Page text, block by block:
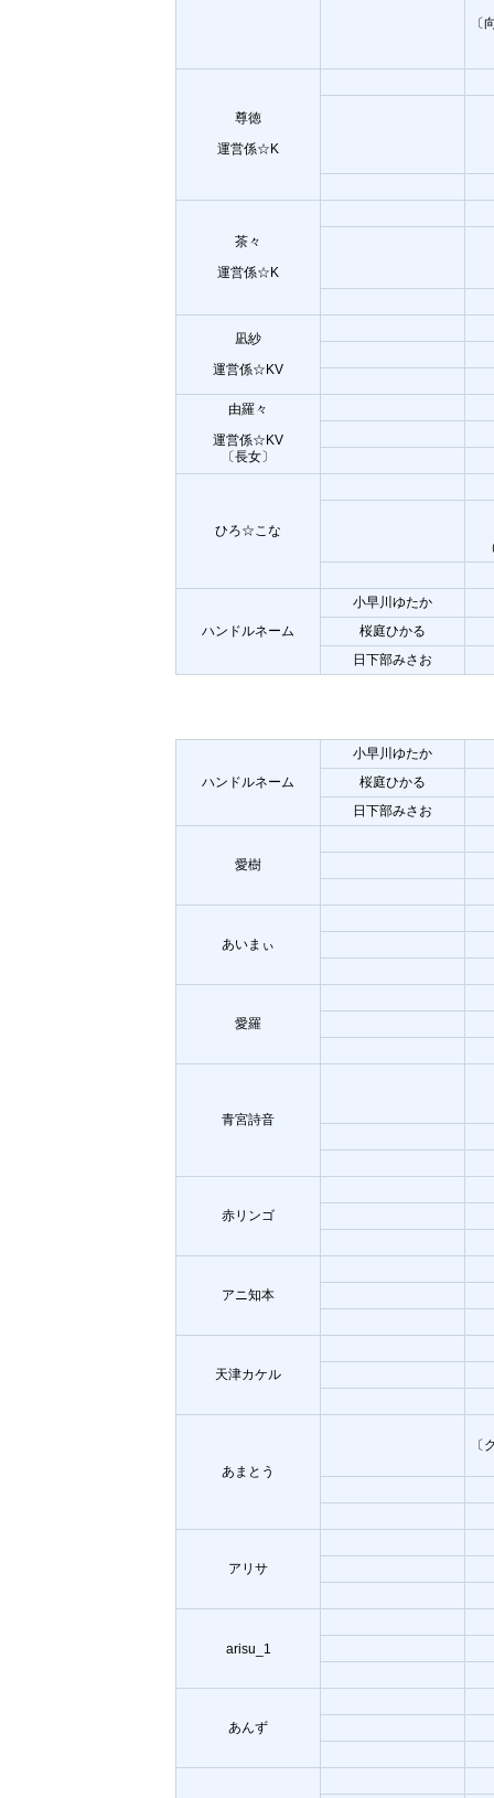
〔
尊徳
運営係☆K
茶々
運営係☆K
凪紗
運営係☆KV
由羅々
運営係☆KV
〔長女〕
ひろ☆こな
ハンドルネーム
小早川ゆたか
桜庭ひかる
日下部みさお
ハンドルネーム
小早川ゆたか
桜庭ひかる
日下部みさお
愛樹
あいまぃ
愛羅
青宮詩音
赤リンゴ
アニ知本
天津カケル
あまとう
〔
アリサ
arisu_1
あんず